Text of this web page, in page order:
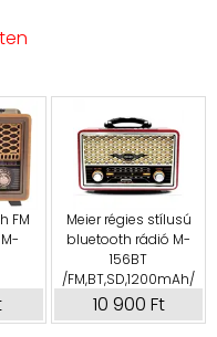
FM
Meier régies stílusú
bluetooth rádió M-
156BT
/FM,BT,SD,1200mAh/
10 900 Ft